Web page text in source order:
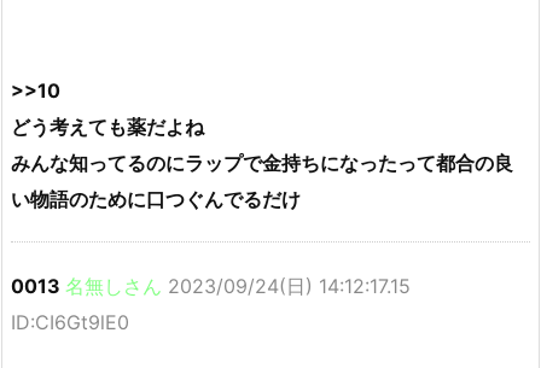
>>10
どう考えても薬だよね
みんな知ってるのにラップで金持ちになったって都合の良
い物語のために口つぐんでるだけ
0013 名無しさん 2023/09/24(日) 14:12:17.15
ID:CI6Gt9lE0